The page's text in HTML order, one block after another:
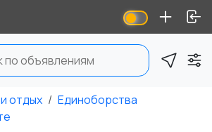
отдых
Единоборства